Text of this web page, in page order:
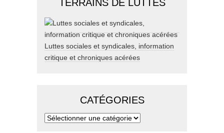
TERRAINS DE LUTTES
Luttes sociales et syndicales, information
critique et chroniques acérées
CATÉGORIES